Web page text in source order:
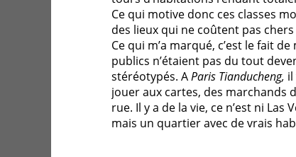
Ce qui motive donc ces classes
des lieux qui ne coûtent pas
Ce qui m’a marqué, c’est le fait
publics n’étaient pas du tout
stéréotypés. AParis Tianducheng,
jouer aux cartes, des marchands
rue. Il y a de la vie, ce n’est ni Las
mais un quartier avec de vrais